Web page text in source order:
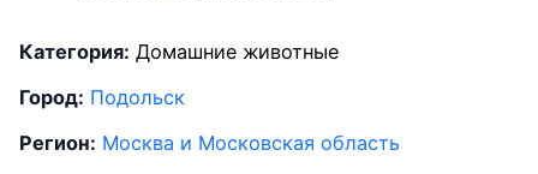
Категория: Домашние животные
Город: Подольск
Регион: Москва и Московская область